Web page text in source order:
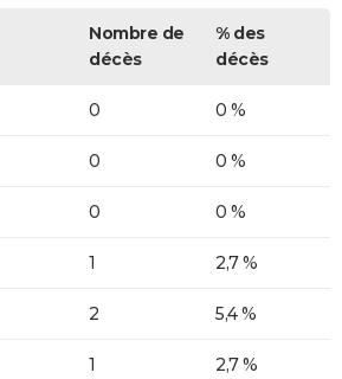
Nombre de
décès
% des
décès
0 0 %
0 0 %
0 0 %
1 2,7 %
2 5,4 %
1 2,7 %